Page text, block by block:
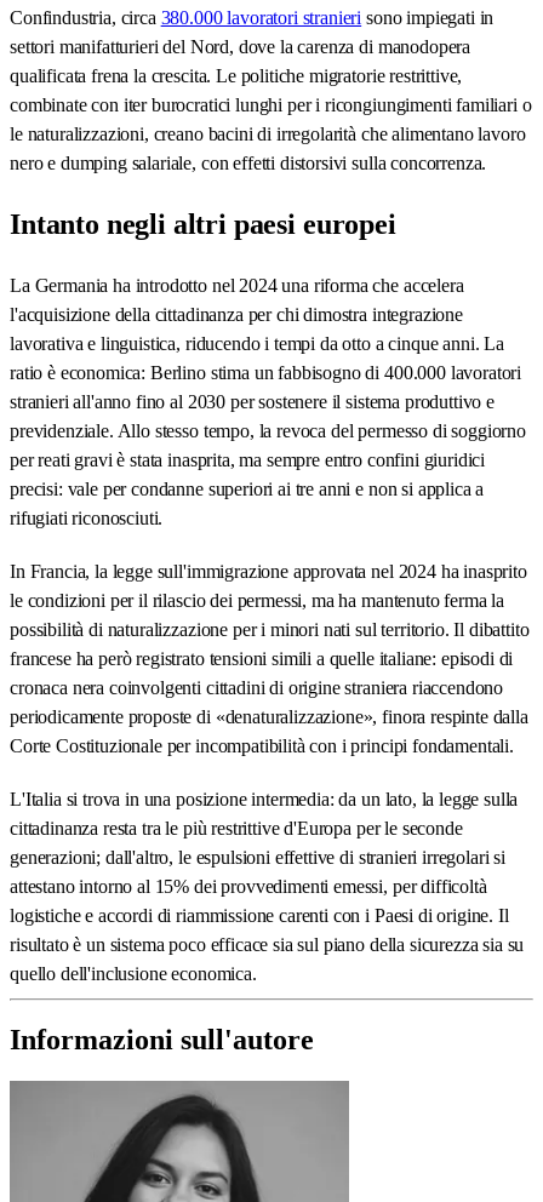
Confindustria, circa 380.000 lavoratori stranieri sono impiegati in
settori manifatturieri del Nord, dove la carenza di manodopera
qualificata frena la crescita. Le politiche migratorie restrittive,
combinate con iter burocratici lunghi per i ricongiungimenti familiari o
le naturalizzazioni, creano bacini di irregolarità che alimentano lavoro
nero e dumping salariale, con effetti distorsivi sulla concorrenza.
Intanto negli altri paesi europei
La Germania ha introdotto nel 2024 una riforma che accelera
l'acquisizione della cittadinanza per chi dimostra integrazione
lavorativa e linguistica, riducendo i tempi da otto a cinque anni. La
ratio è economica: Berlino stima un fabbisogno di 400.000 lavoratori
stranieri all'anno fino al 2030 per sostenere il sistema produttivo e
previdenziale. Allo stesso tempo, la revoca del permesso di soggiorno
per reati gravi è stata inasprita, ma sempre entro confini giuridici
precisi: vale per condanne superiori ai tre anni e non si applica a
rifugiati riconosciuti.
In Francia, la legge sull'immigrazione approvata nel 2024 ha inasprito
le condizioni per il rilascio dei permessi, ma ha mantenuto ferma la
possibilità di naturalizzazione per i minori nati sul territorio. Il dibattito
francese ha però registrato tensioni simili a quelle italiane: episodi di
cronaca nera coinvolgenti cittadini di origine straniera riaccendono
periodicamente proposte di «denaturalizzazione», finora respinte dalla
Corte Costituzionale per incompatibilità con i principi fondamentali.
L'Italia si trova in una posizione intermedia: da un lato, la legge sulla
cittadinanza resta tra le più restrittive d'Europa per le seconde
generazioni; dall'altro, le espulsioni effettive di stranieri irregolari si
attestano intorno al 15% dei provvedimenti emessi, per difficoltà
logistiche e accordi di riammissione carenti con i Paesi di origine. Il
risultato è un sistema poco efficace sia sul piano della sicurezza sia su
quello dell'inclusione economica.
Informazioni sull'autore